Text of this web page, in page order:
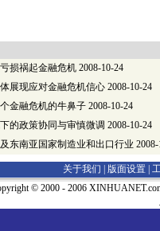
损祸起金融危机 2008-10-24
展现应对金融危机信心 2008-10-24
金融危机的牛鼻子 2008-10-24
的政策协同与审慎微调 2008-10-24
东南亚国家制造业和出口行业
关于我们 | 版面设置
© 2000 - 2006